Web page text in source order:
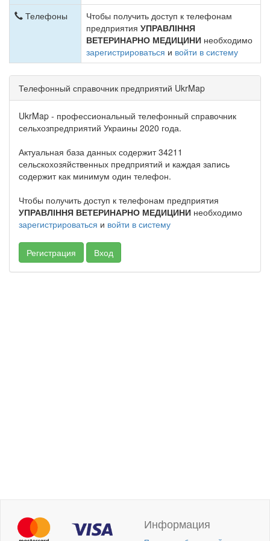
Телефоны
Чтобы получить доступ к телефонам
предприятия УПРАВЛІННЯ
ВЕТЕРИНАРНО МЕДИЦИНИ необходимо
зарегистрироваться и войти в систему
Телефонный справочник предприятий UkrMap
UkrMap - профессиональный телефонный справочник
сельхозпредприятий Украины 2020 года.
Актуальная база данных содержит 34211
сельскохозяйственных предприятий и каждая запись
содержит как минимум один телефон.
Чтобы получить доступ к телефонам предприятия
УПРАВЛІННЯ ВЕТЕРИНАРНО МЕДИЦИНИ необходимо
зарегистрироваться и войти в систему
Регистрация Вход
Информация